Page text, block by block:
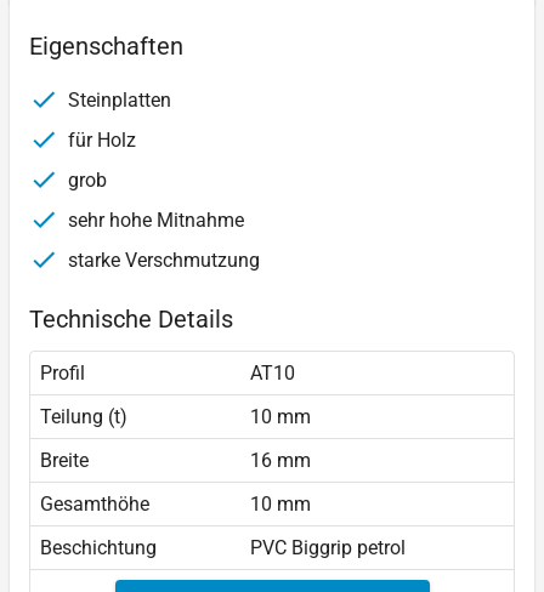
Eigenschaften
Steinplatten
für Holz
grob
sehr hohe Mitnahme
starke Verschmutzung
Technische Details
Profil
AT10
Teilung (t)
10 mm
Breite
16 mm
Gesamthöhe
10 mm
Beschichtung
PVC Biggrip petrol